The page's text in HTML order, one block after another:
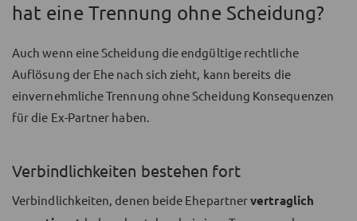
hat eine Trennung ohne Scheidung?
Auch wenn eine Scheidung die endgültige rechtliche
Auflösung der Ehe nach sich zieht, kann bereits die
einvernehmliche Trennung ohne Scheidung Konsequenzen
für die Ex-Partner haben.
Verbindlichkeiten bestehen fort
Verbindlichkeiten, denen beide Ehepartnervertraglich